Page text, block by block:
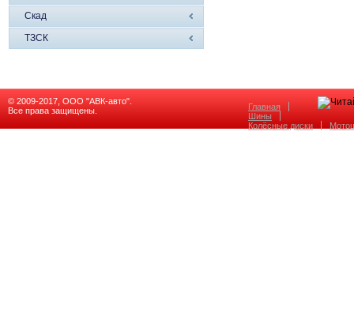
Скад
ТЗСК
© 2009-2017, ООО "АВК-авто".
Все права защищены.
Главная
Шины
Колёсные диски